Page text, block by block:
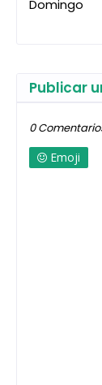
Domingo
Publicar
0
Emoji